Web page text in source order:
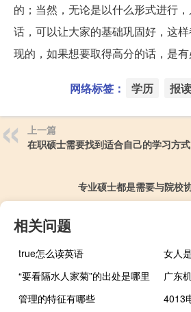
的；当然，无论是以什么形式进行
话，可以让大家的基础巩固好，这
现的，如果想要取得高分的话，是有
网络标签： 学历 报读
上一篇
在职硕士需要找到适合自己的学习方式
专业硕士都是需要与院校
相关问题
true怎么读英语
“要看隔水人家菊”的出处是哪里
管理的特征有哪些
4013